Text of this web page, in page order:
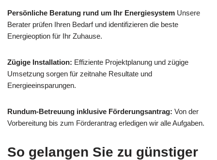
Persönliche Beratung rund um Ihr Energiesystem Unsere
Berater prüfen Ihren Bedarf und identifizieren die beste
Energieoption für Ihr Zuhause.
Zügige Installation: Effiziente Projektplanung und zügige
Umsetzung sorgen für zeitnahe Resultate und
Energieeinsparungen.
Rundum-Betreuung inklusive Förderungsantrag: Von der
Vorbereitung bis zum Förderantrag erledigen wir alle Aufgaben.
So gelangen Sie zu günstiger